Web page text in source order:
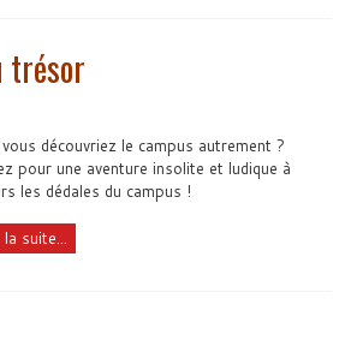
trésor
découvriez le campus autrement ?
pour une aventure insolite et ludique à
les dédales du campus !
la suite...